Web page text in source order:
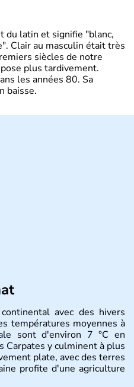
du latin et signifie "blanc,
Clair au masculin était très
siècles de notre
plus tardivement.
les années 80. Sa
baisse.
avec des hivers
températures moyennes à
sont d'environ 7 °C en
Carpates y culminent à plus
plate, avec des terres
profite d'une agriculture